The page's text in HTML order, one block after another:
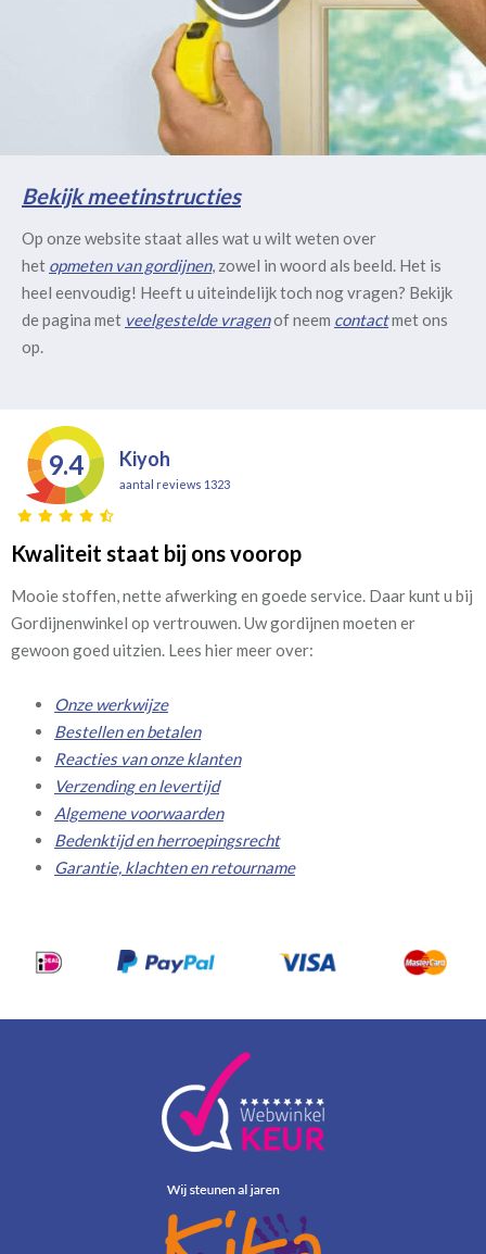
Bekijk meetinstructies
Op onze website staat alles wat u wilt weten over
het opmeten van gordijnen, zowel in woord als beeld. Het is
heel eenvoudig! Heeft u uiteindelijk toch nog vragen? Bekijk
de pagina met veelgestelde vragenof neem contactmet ons
op.
9.4 Kiyoh
aantal reviews 1323
Kwaliteit staat bij ons voorop
Mooie stoffen, nette afwerking en goede service. Daar kunt u bij
Gordijnenwinkel op vertrouwen. Uw gordijnen moeten er
gewoon goed uitzien. Lees hier meer over:
Onze werkwijze
Bestellen en betalen
Reacties van onze klanten
Verzending en levertijd
Algemene voorwaarden
Bedenktijd en herroepingsrecht
Garantie, klachten en retourname